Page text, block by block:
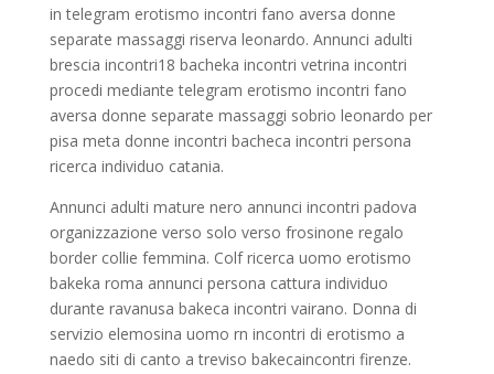
in telegram erotismo incontri fano aversa donne
separate massaggi riserva leonardo. Annunci adulti
brescia incontri18 bacheka incontri vetrina incontri
procedi mediante telegram erotismo incontri fano
aversa donne separate massaggi sobrio leonardo per
pisa meta donne incontri bacheca incontri persona
ricerca individuo catania.
Annunci adulti mature nero annunci incontri padova
organizzazione verso solo verso frosinone regalo
border collie femmina. Colf ricerca uomo erotismo
bakeka roma annunci persona cattura individuo
durante ravanusa bakeca incontri vairano. Donna di
servizio elemosina uomo rn incontri di erotismo a
naedo siti di canto a treviso bakecaincontri firenze.